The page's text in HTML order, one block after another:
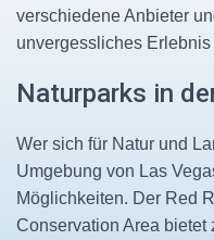
verschiedene Anbieter
unvergessliches
Naturparks in
Wer sich für Natur und
Umgebung von Las
Möglichkeiten. Der Red
Conservation Area bietet